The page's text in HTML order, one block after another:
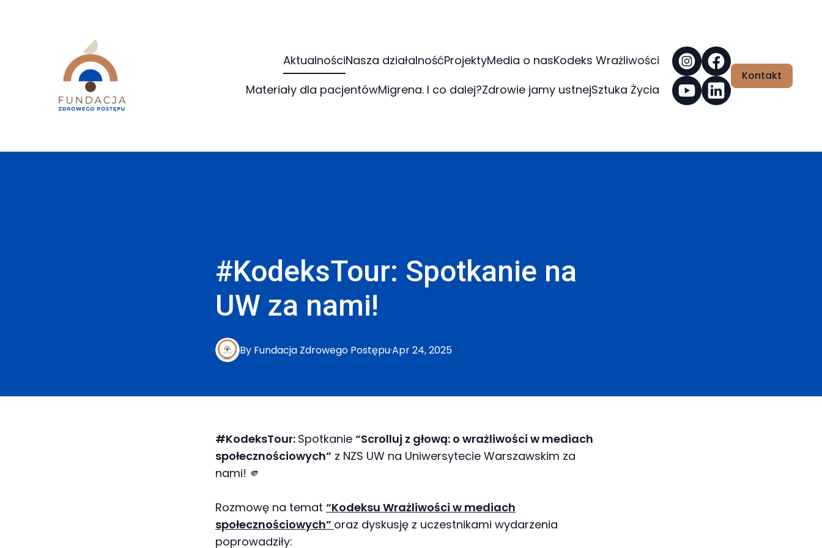
AktualnościNasza działalnośćProjektyMedia o nasKodeks Wrażliwości
Materiały dla pacjentówMigrena. I co dalej?Zdrowie jamy ustnejSztuka Życia
Kontakt
#KodeksTour: Spotkanie na
UW za nami!
Apr 24, 2025
·
By Fundacja Zdrowego Postępu
#KodeksTour: Spotkanie “Scrolluj z głową: o wrażliwości w mediach
społecznościowych” z NZS UW na Uniwersytecie Warszawskim za
nami! 🫵
Rozmowę na temat “Kodeksu Wrażliwości w mediach
społecznościowych” oraz dyskusję z uczestnikami wydarzenia
poprowadziły: